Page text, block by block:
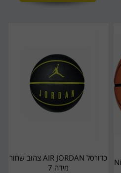
כדורסל AIR JORDAN צהוב שחור
מידה 7